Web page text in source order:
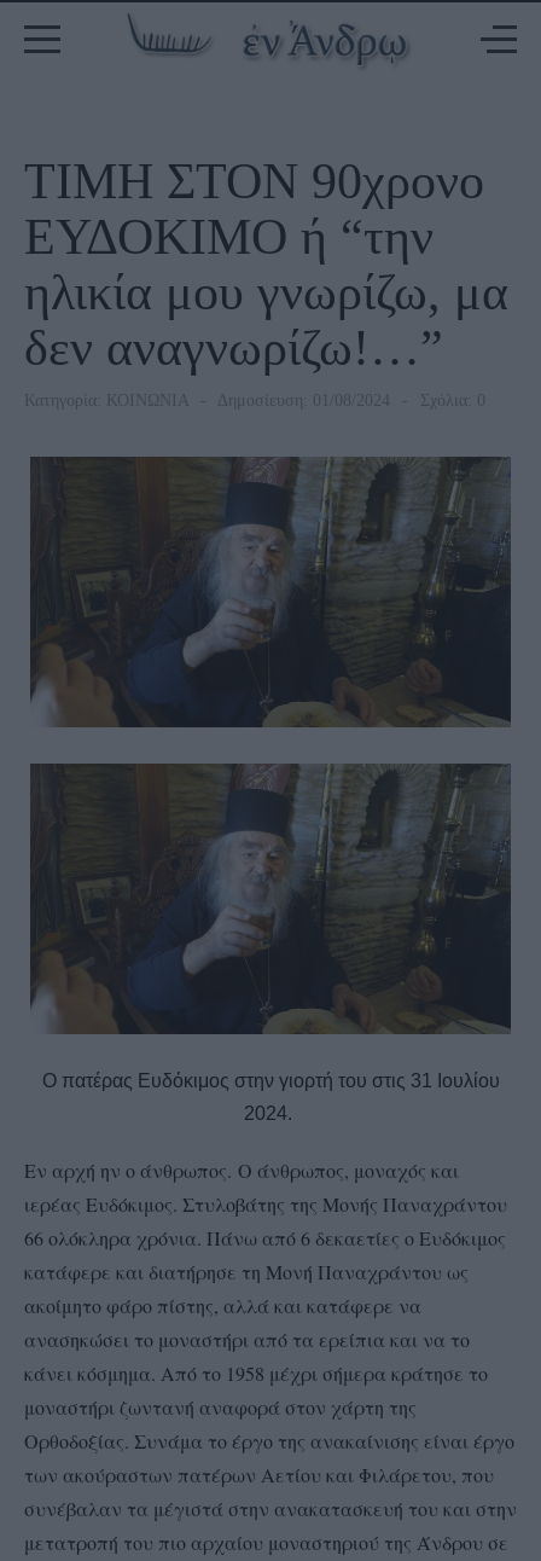
ΤΙΜΗ ΣΤΟΝ 90χρονο
ΕΥΔΟΚΙΜΟ ή “την
ηλικία μου γνωρίζω, μα
δεν αναγνωρίζω!…”
Κατηγορία: ΚΟΙΝΩΝΙΑ Δημοσίευση: 01/08/2024 Σχόλια: 0
Ο πατέρας Ευδόκιμος στην γιορτή του στις 31 Ιουλίου
2024.
Εν αρχή ην ο άνθρωπος. Ο άνθρωπος, μοναχός και
ιερέας Ευδόκιμος. Στυλοβάτης της Μονής Παναχράντου
66 ολόκληρα χρόνια. Πάνω από 6 δεκαετίες ο Ευδόκιμος
κατάφερε και διατήρησε τη Μονή Παναχράντου ως
ακοίμητο φάρο πίστης, αλλά και κατάφερε να
ανασηκώσει το μοναστήρι από τα ερείπια και να το
κάνει κόσμημα. Από το 1958 μέχρι σήμερα κράτησε το
μοναστήρι ζωντανή αναφορά στον χάρτη της
Ορθοδοξίας. Συνάμα το έργο της ανακαίνισης είναι έργο
των ακούραστων πατέρων Αετίου και Φιλάρετου, που
συνέβαλαν τα μέγιστά στην ανακατασκευή του και στην
μετατροπή του πιο αρχαίου μοναστηριού της Άνδρου σε